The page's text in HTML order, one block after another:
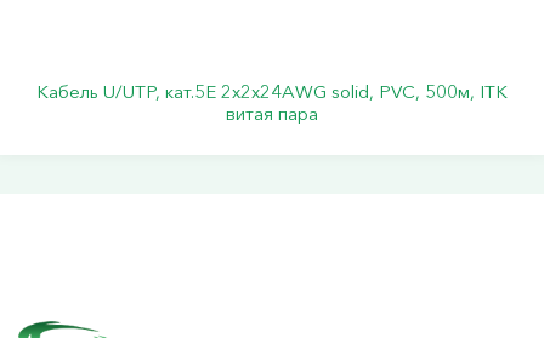
Кабель U/UTP, кат.5Е 2х2х24АWG solid, PVC, 500м, ITK
витая пара